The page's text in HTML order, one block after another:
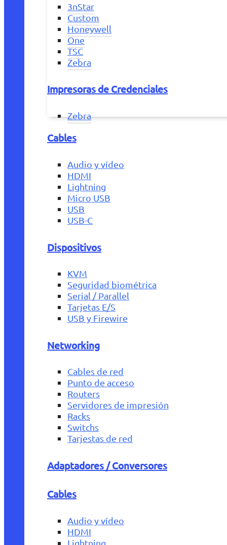
3nStar
Custom
Honeywell
One
TSC
Zebra
Impresoras de Credenciales
Zebra
Cables
Audio y vídeo
HDMI
Lightning
Micro USB
USB
USB-C
Dispositivos
KVM
Seguridad biométrica
Serial / Parallel
Tarjetas E/S
USB y Firewire
Networking
Cables de red
Punto de acceso
Routers
Servidores de impresión
Racks
Switchs
Tarjestas de red
Adaptadores / Conversores
Cables
Audio y vídeo
HDMI
Lightning